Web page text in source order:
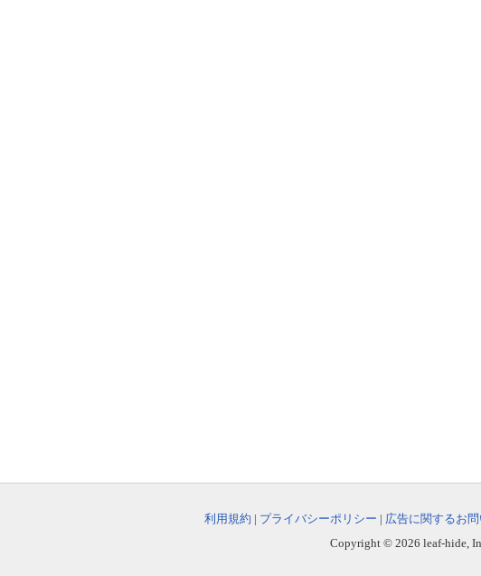
利用規約 | プライバシーポリシー | 広告に関するお
Copyright © 2026 leaf-hide,